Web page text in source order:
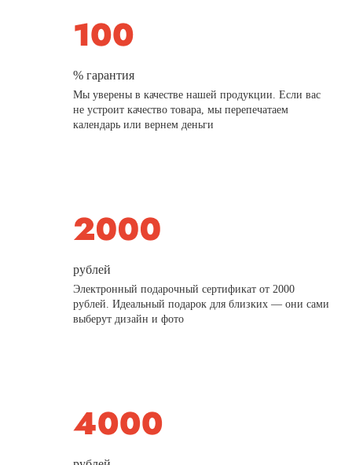
% гарантия
Мы уверены в качестве нашей продукции. Если вас
не устроит качество товара, мы перепечатаем
календарь или вернем деньги
рублей
Электронный подарочный сертификат от 2000
рублей. Идеальный подарок для близких — они сами
выберут дизайн и фото